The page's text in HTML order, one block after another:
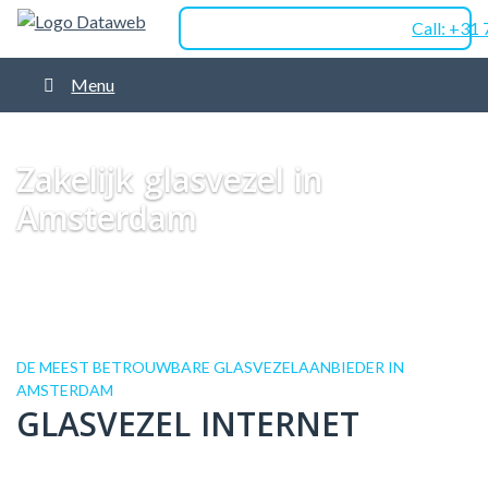
Call: +31
Menu
Zakelijk glasvezel in
Amsterdam
DE MEEST BETROUWBARE GLASVEZELAANBIEDER IN
AMSTERDAM
GLASVEZEL INTERNET